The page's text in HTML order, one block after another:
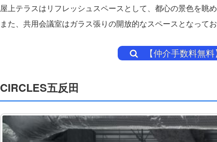
屋上テラスはリフレッシュスペースとして、都心の景色を眺
また、共用会議室はガラス張りの開放的なスペースとなって
【仲介手数料無
CIRCLES五反田